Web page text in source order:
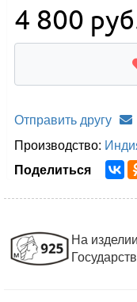
4 800
Отправить другу
Производство:
Поделиться
На